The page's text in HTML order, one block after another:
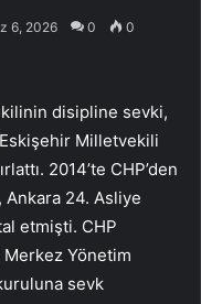
6, 2026 0 0
disipline sevki,
Milletvekili
2014’te CHP’den
Ankara 24. Asliye
etmişti. CHP
Yönetim
sevk